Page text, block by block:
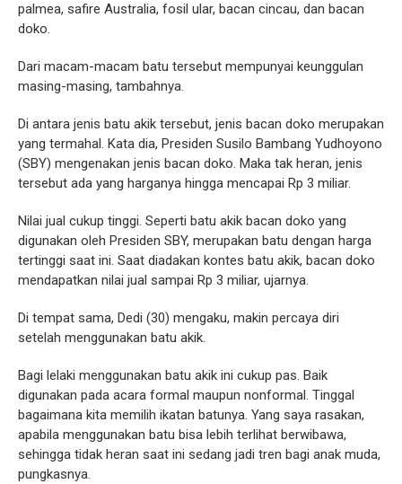
palmea, safire Australia, fosil ular, bacan cincau, dan bacan
doko.
Dari macam-macam batu tersebut mempunyai keunggulan
masing-masing, tambahnya.
Di antara jenis batu akik tersebut, jenis bacan doko merupakan
yang termahal. Kata dia, Presiden Susilo Bambang Yudhoyono
(SBY) mengenakan jenis bacan doko. Maka tak heran, jenis
tersebut ada yang harganya hingga mencapai Rp 3 miliar.
Nilai jual cukup tinggi. Seperti batu akik bacan doko yang
digunakan oleh Presiden SBY, merupakan batu dengan harga
tertinggi saat ini. Saat diadakan kontes batu akik, bacan doko
mendapatkan nilai jual sampai Rp 3 miliar, ujarnya.
Di tempat sama, Dedi (30) mengaku, makin percaya diri
setelah menggunakan batu akik.
Bagi lelaki menggunakan batu akik ini cukup pas. Baik
digunakan pada acara formal maupun nonformal. Tinggal
bagaimana kita memilih ikatan batunya. Yang saya rasakan,
apabila menggunakan batu bisa lebih terlihat berwibawa,
sehingga tidak heran saat ini sedang jadi tren bagi anak muda,
pungkasnya.